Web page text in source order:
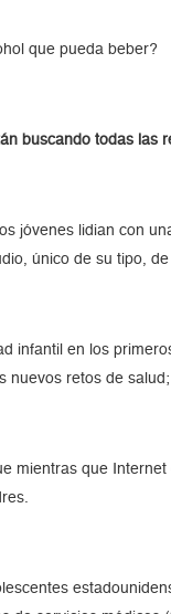
que pueda beber?
buscando todas
jóvenes lidian con
único de su tipo,
infantil en los
nuevos retos de
mientras que